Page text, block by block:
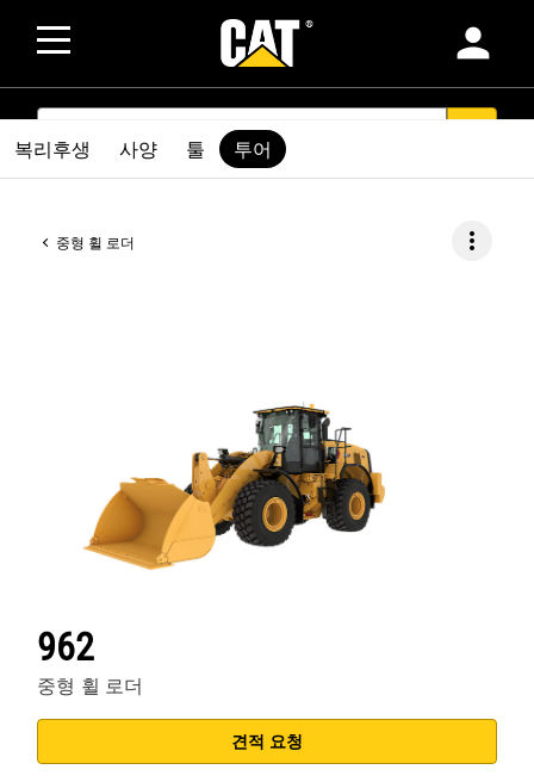
person
SEARCH
중형 휠 로더 more_vert
962
중형 휠 로더
견적 요청
복리후생 사양 툴 투어